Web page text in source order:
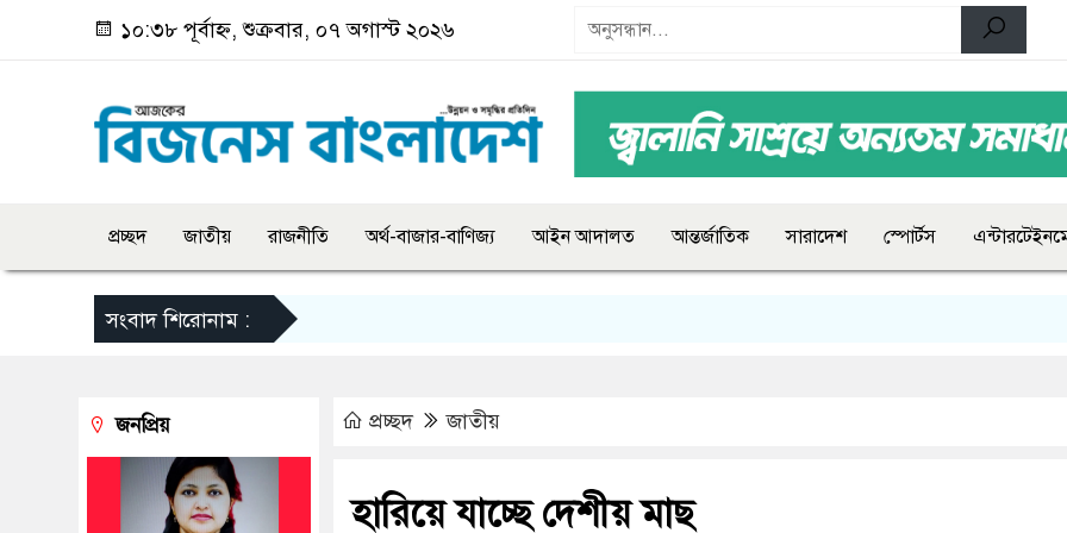
১০:৩৮ পূর্বাহ্ন, শুক্রবার, ০৭ অগাস্ট ২০২৬
প্রচ্ছদ জাতীয় রাজনীতি অর্থ-বাজার-বাণিজ্য আইন আদালত আন্তর্জাতিক সারাদেশ স্পোর্টস
সংবাদ শিরোনাম :
প্রচ্ছদ জাতীয়
হারিয়ে যাচ্ছে দেশীয় মাছ
জনপ্রিয়